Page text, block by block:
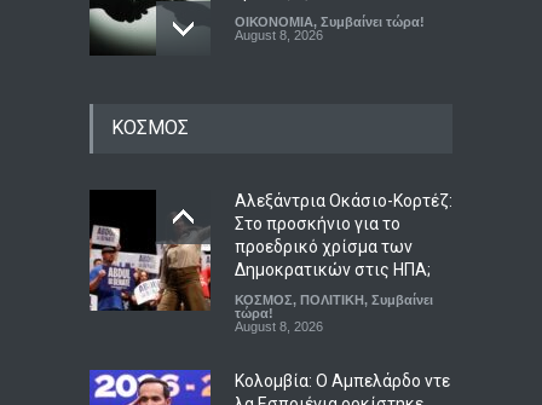
August 8, 2026
ΠΟΛΙΤΙΚΗ ,
Συμβαίνει τώρα!
August 9, 2026
Πιγκουίνοι καταδιώκουν
Ναζί στην Ανταρκτική σε
μάχη κατά του ρατσισμού
LIFESTYLE, ΠΟΛΙΤΙΚΗ
August 8, 2026
ΚΟΣΜΟΣ
Αλεξάντρια Οκάσιο-Κορτέζ:
Στο προσκήνιο για το
προεδρικό χρίσμα των
Δημοκρατικών στις ΗΠΑ;
Συμβαίνει
τώρα!
August 8, 2026
Κολομβία: Ο Αμπελάρδο ντε
λα Εσπριέγια ορκίστηκε